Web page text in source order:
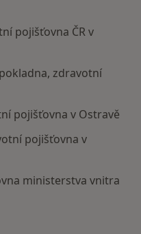
pojišťovna ČR v
zdravotní
pojišťovna v Ostravě
pojišťovna v
ministerstva vnitra